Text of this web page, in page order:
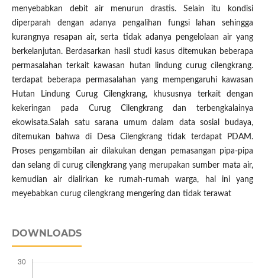
menyebabkan debit air menurun drastis. Selain itu kondisi
diperparah dengan adanya pengalihan fungsi lahan sehingga
kurangnya resapan air, serta tidak adanya pengelolaan air yang
berkelanjutan. Berdasarkan hasil studi kasus ditemukan beberapa
permasalahan terkait kawasan hutan lindung curug cilengkrang.
terdapat beberapa permasalahan yang mempengaruhi kawasan
Hutan Lindung Curug Cilengkrang, khususnya terkait dengan
kekeringan pada Curug Cilengkrang dan terbengkalainya
ekowisata.Salah satu sarana umum dalam data sosial budaya,
ditemukan bahwa di Desa Cilengkrang tidak terdapat PDAM.
Proses pengambilan air dilakukan dengan pemasangan pipa-pipa
dan selang di curug cilengkrang yang merupakan sumber mata air,
kemudian air dialirkan ke rumah-rumah warga, hal ini yang
meyebabkan curug cilengkrang mengering dan tidak terawat
DOWNLOADS